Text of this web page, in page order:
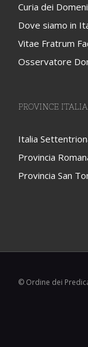
Curia dei
Dove siamo in
Vitae Fratrum
Osservatore
PROVINCE
Italia
Provincia
Provincia San
© Ordine dei